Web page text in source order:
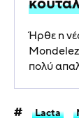
Ήρθε η
πολύ
Lacta